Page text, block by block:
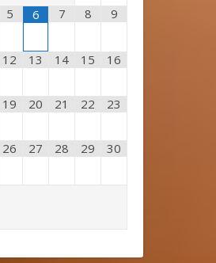
5 6 7 8 9
12 13 14 15 16
19 20 21 22 23
26 27 28 29 30